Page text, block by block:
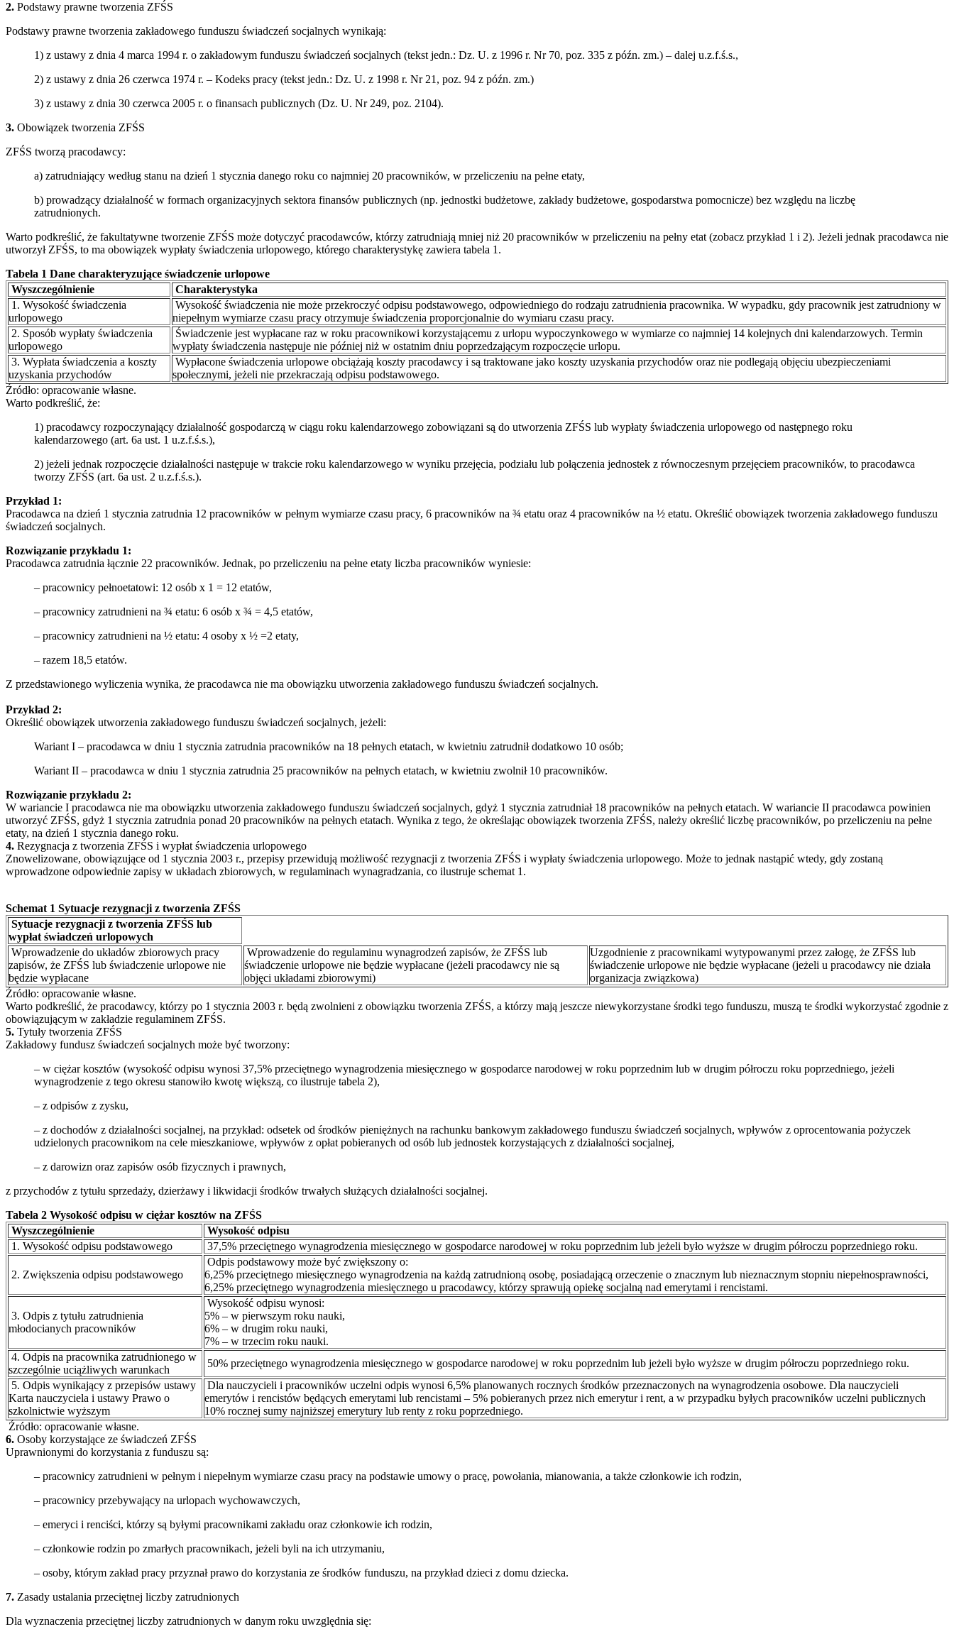
2. Podstawy prawne tworzenia ZFŚS
Podstawy prawne tworzenia zakładowego funduszu świadczeń socjalnych wynikają:
1) z ustawy z dnia 4 marca 1994 r. o zakładowym funduszu świadczeń socjalnych (tekst jedn.: Dz. U. z 1996 r. Nr 70, poz. 335 z późn. zm.) – dalej u.z.f.ś.s.,
2) z ustawy z dnia 26 czerwca 1974 r. – Kodeks pracy (tekst jedn.: Dz. U. z 1998 r. Nr 21, poz. 94 z późn. zm.)
3) z ustawy z dnia 30 czerwca 2005 r. o finansach publicznych (Dz. U. Nr 249, poz. 2104).
3. Obowiązek tworzenia ZFŚS
ZFŚS tworzą pracodawcy:
a) zatrudniający według stanu na dzień 1 stycznia danego roku co najmniej 20 pracowników, w przeliczeniu na pełne etaty,
b) prowadzący działalność w formach organizacyjnych sektora finansów publicznych (np. jednostki budżetowe, zakłady budżetowe, gospodarstwa pomocnicze) bez względu na liczbę
zatrudnionych.
Warto podkreślić, że fakultatywne tworzenie ZFŚS może dotyczyć pracodawców, którzy zatrudniają mniej niż 20 pracowników w przeliczeniu na pełny etat (zobacz przykład 1 i 2). Jeżeli jednak pracodawca nie
utworzył ZFŚS, to ma obowiązek wypłaty świadczenia urlopowego, którego charakterystykę zawiera tabela 1.
Tabela 1 Dane charakteryzujące świadczenie urlopowe
Wyszczególnienie
Charakterystyka
1. Wysokość świadczenia
urlopowego
Wysokość świadczenia nie może przekroczyć odpisu podstawowego, odpowiedniego do rodzaju zatrudnienia pracownika. W wypadku, gdy pracownik jest zatrudniony w
niepełnym wymiarze czasu pracy otrzymuje świadczenia proporcjonalnie do wymiaru czasu pracy.
2. Sposób wypłaty świadczenia
urlopowego
Świadczenie jest wypłacane raz w roku pracownikowi korzystającemu z urlopu wypoczynkowego w wymiarze co najmniej 14 kolejnych dni kalendarzowych. Termin
wypłaty świadczenia następuje nie później niż w ostatnim dniu poprzedzającym rozpoczęcie urlopu.
3. Wypłata świadczenia a koszty
uzyskania przychodów
Wypłacone świadczenia urlopowe obciążają koszty pracodawcy i są traktowane jako koszty uzyskania przychodów oraz nie podlegają objęciu ubezpieczeniami
społecznymi, jeżeli nie przekraczają odpisu podstawowego.
Źródło: opracowanie własne.
Warto podkreślić, że:
1) pracodawcy rozpoczynający działalność gospodarczą w ciągu roku kalendarzowego zobowiązani są do utworzenia ZFŚS lub wypłaty świadczenia urlopowego od następnego roku
kalendarzowego (art. 6a ust. 1 u.z.f.ś.s.),
2) jeżeli jednak rozpoczęcie działalności następuje w trakcie roku kalendarzowego w wyniku przejęcia, podziału lub połączenia jednostek z równoczesnym przejęciem pracowników, to pracodawca
tworzy ZFŚS (art. 6a ust. 2 u.z.f.ś.s.).
Przykład 1:
Pracodawca na dzień 1 stycznia zatrudnia 12 pracowników w pełnym wymiarze czasu pracy, 6 pracowników na ¾ etatu oraz 4 pracowników na ½ etatu. Określić obowiązek tworzenia zakładowego funduszu
świadczeń socjalnych.
Rozwiązanie przykładu 1:
Pracodawca zatrudnia łącznie 22 pracowników. Jednak, po przeliczeniu na pełne etaty liczba pracowników wyniesie:
– pracownicy pełnoetatowi: 12 osób x 1 = 12 etatów,
– pracownicy zatrudnieni na ¾ etatu: 6 osób x ¾ = 4,5 etatów,
– pracownicy zatrudnieni na ½ etatu: 4 osoby x ½ =2 etaty,
– razem 18,5 etatów.
Z przedstawionego wyliczenia wynika, że pracodawca nie ma obowiązku utworzenia zakładowego funduszu świadczeń socjalnych.
Przykład 2:
Określić obowiązek utworzenia zakładowego funduszu świadczeń socjalnych, jeżeli:
Wariant I – pracodawca w dniu 1 stycznia zatrudnia pracowników na 18 pełnych etatach, w kwietniu zatrudnił dodatkowo 10 osób;
Wariant II – pracodawca w dniu 1 stycznia zatrudnia 25 pracowników na pełnych etatach, w kwietniu zwolnił 10 pracowników.
Rozwiązanie przykładu 2:
W wariancie I pracodawca nie ma obowiązku utworzenia zakładowego funduszu świadczeń socjalnych, gdyż 1 stycznia zatrudniał 18 pracowników na pełnych etatach. W wariancie II pracodawca powinien
utworzyć ZFŚS, gdyż 1 stycznia zatrudnia ponad 20 pracowników na pełnych etatach. Wynika z tego, że określając obowiązek tworzenia ZFŚS, należy określić liczbę pracowników, po przeliczeniu na pełne
etaty, na dzień 1 stycznia danego roku.
4. Rezygnacja z tworzenia ZFŚS i wypłat świadczenia urlopowego
Znowelizowane, obowiązujące od 1 stycznia 2003 r., przepisy przewidują możliwość rezygnacji z tworzenia ZFŚS i wypłaty świadczenia urlopowego. Może to jednak nastąpić wtedy, gdy zostaną
wprowadzone odpowiednie zapisy w układach zbiorowych, w regulaminach wynagradzania, co ilustruje schemat 1.
Schemat 1 Sytuacje rezygnacji z tworzenia ZFŚS
Sytuacje rezygnacji z tworzenia ZFŚS lub
wypłat świadczeń urlopowych
Wprowadzenie do układów zbiorowych pracy
zapisów, że ZFŚS lub świadczenie urlopowe nie
będzie wypłacane
Wprowadzenie do regulaminu wynagrodzeń zapisów, że ZFŚS lub
świadczenie urlopowe nie będzie wypłacane (jeżeli pracodawcy nie są
objęci układami zbiorowymi)
Uzgodnienie z pracownikami wytypowanymi przez załogę, że ZFŚS lub
świadczenie urlopowe nie będzie wypłacane (jeżeli u pracodawcy nie działa
organizacja związkowa)
Źródło: opracowanie własne.
Warto podkreślić, że pracodawcy, którzy po 1 stycznia 2003 r. będą zwolnieni z obowiązku tworzenia ZFŚS, a którzy mają jeszcze niewykorzystane środki tego funduszu, muszą te środki wykorzystać zgodnie z
obowiązującym w zakładzie regulaminem ZFŚS.
5. Tytuły tworzenia ZFŚS
Zakładowy fundusz świadczeń socjalnych może być tworzony:
– w ciężar kosztów (wysokość odpisu wynosi 37,5% przeciętnego wynagrodzenia miesięcznego w gospodarce narodowej w roku poprzednim lub w drugim półroczu roku poprzedniego, jeżeli
wynagrodzenie z tego okresu stanowiło kwotę większą, co ilustruje tabela 2),
– z odpisów z zysku,
– z dochodów z działalności socjalnej, na przykład: odsetek od środków pieniężnych na rachunku bankowym zakładowego funduszu świadczeń socjalnych, wpływów z oprocentowania pożyczek
udzielonych pracownikom na cele mieszkaniowe, wpływów z opłat pobieranych od osób lub jednostek korzystających z działalności socjalnej,
– z darowizn oraz zapisów osób fizycznych i prawnych,
z przychodów z tytułu sprzedaży, dzierżawy i likwidacji środków trwałych służących działalności socjalnej.
Tabela 2 Wysokość odpisu w ciężar kosztów na ZFŚS
Wyszczególnienie
Wysokość odpisu
1. Wysokość odpisu podstawowego
37,5% przeciętnego wynagrodzenia miesięcznego w gospodarce narodowej w roku poprzednim lub jeżeli było wyższe w drugim półroczu poprzedniego roku.
2. Zwiększenia odpisu podstawowego
Odpis podstawowy może być zwiększony o:
6,25% przeciętnego miesięcznego wynagrodzenia na każdą zatrudnioną osobę, posiadającą orzeczenie o znacznym lub nieznacznym stopniu niepełnosprawności,
6,25% przeciętnego wynagrodzenia miesięcznego u pracodawcy, którzy sprawują opiekę socjalną nad emerytami i rencistami.
3. Odpis z tytułu zatrudnienia
młodocianych pracowników
Wysokość odpisu wynosi:
5% – w pierwszym roku nauki,
6% – w drugim roku nauki,
7% – w trzecim roku nauki.
4. Odpis na pracownika zatrudnionego w
szczególnie uciążliwych warunkach
50% przeciętnego wynagrodzenia miesięcznego w gospodarce narodowej w roku poprzednim lub jeżeli było wyższe w drugim półroczu poprzedniego roku.
5. Odpis wynikający z przepisów ustawy
Karta nauczyciela i ustawy Prawo o
szkolnictwie wyższym
Dla nauczycieli i pracowników uczelni odpis wynosi 6,5% planowanych rocznych środków przeznaczonych na wynagrodzenia osobowe. Dla nauczycieli
emerytów i rencistów będących emerytami lub rencistami – 5% pobieranych przez nich emerytur i rent, a w przypadku byłych pracowników uczelni publicznych
10% rocznej sumy najniższej emerytury lub renty z roku poprzedniego.
Źródło: opracowanie własne.
6. Osoby korzystające ze świadczeń ZFŚS
Uprawnionymi do korzystania z funduszu są:
– pracownicy zatrudnieni w pełnym i niepełnym wymiarze czasu pracy na podstawie umowy o pracę, powołania, mianowania, a także członkowie ich rodzin,
– pracownicy przebywający na urlopach wychowawczych,
– emeryci i renciści, którzy są byłymi pracownikami zakładu oraz członkowie ich rodzin,
– członkowie rodzin po zmarłych pracownikach, jeżeli byli na ich utrzymaniu,
– osoby, którym zakład pracy przyznał prawo do korzystania ze środków funduszu, na przykład dzieci z domu dziecka.
7. Zasady ustalania przeciętnej liczby zatrudnionych
Dla wyznaczenia przeciętnej liczby zatrudnionych w danym roku uwzględnia się: